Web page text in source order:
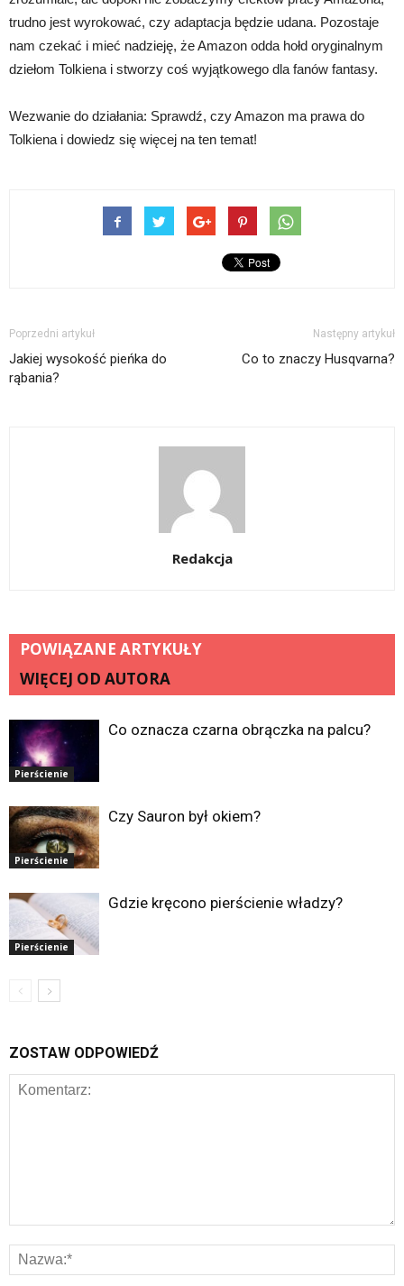
trudno jest wyrokować, czy adaptacja będzie udana. Pozostaje
nam czekać i mieć nadzieję, że Amazon odda hołd oryginalnym
dziełom Tolkiena i stworzy coś wyjątkowego dla fanów fantasy.
Wezwanie do działania: Sprawdź, czy Amazon ma prawa do
Tolkiena i dowiedz się więcej na ten temat!
Poprzedni artykuł
Jakiej wysokość pieńka do
rąbania?
Następny artykuł
Co to znaczy Husqvarna?
Redakcja
POWIĄZANE ARTYKUŁY
WIĘCEJ OD AUTORA
Pierścienie
Co oznacza czarna obrączka na palcu?
Pierścienie
Czy Sauron był okiem?
Pierścienie
Gdzie kręcono pierścienie władzy?
ZOSTAW ODPOWIEDŹ